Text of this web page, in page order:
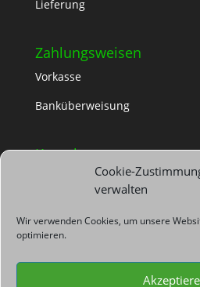
Cookie-
verwalten
Wir verwenden Cookies, um unsere
optimieren.
Lieferung
Zahlungsweisen
Vorkasse
Banküberweisung
Kontakt
TS Container-Dienst
Glienicker Str. 101, 12557 Berlin
030 67820310
info@ts-